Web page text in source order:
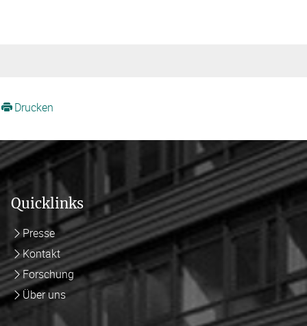
Drucken
Quicklinks
Presse
Kontakt
Forschung
Über uns